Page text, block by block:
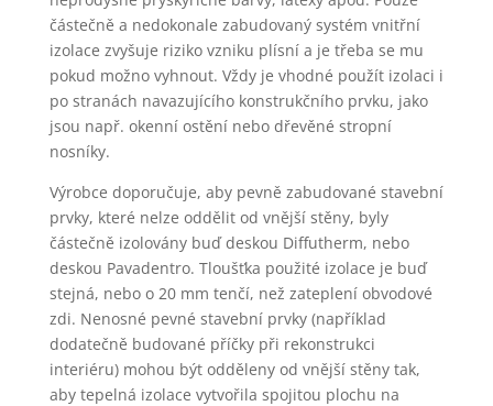
částečně a nedokonale zabudovaný systém vnitřní
izolace zvyšuje riziko vzniku plísní a je třeba se mu
pokud možno vyhnout. Vždy je vhodné použít izolaci i
po stranách navazujícího konstrukčního prvku, jako
jsou např. okenní ostění nebo dřevěné stropní
nosníky.
Výrobce doporučuje, aby pevně zabudované stavební
prvky, které nelze oddělit od vnější stěny, byly
částečně izolovány buď deskou Diffutherm, nebo
deskou Pavadentro. Tloušťka použité izolace je buď
stejná, nebo o 20 mm tenčí, než zateplení obvodové
zdi. Nenosné pevné stavební prvky (například
dodatečně budované příčky při rekonstrukci
interiéru) mohou být odděleny od vnější stěny tak,
aby tepelná izolace vytvořila spojitou plochu na